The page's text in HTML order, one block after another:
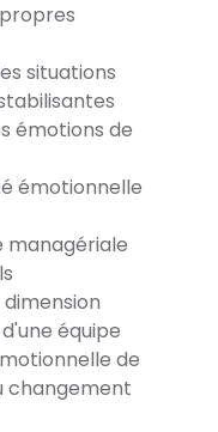
situations
émotions de
émotionnelle
managériale
équipe
de
changement